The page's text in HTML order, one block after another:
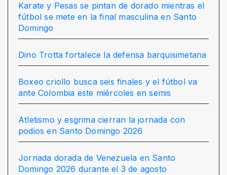
Karate y Pesas se pintan de dorado mientras el
fútbol se mete en la final masculina en Santo
Domingo
Dino Trotta fortalece la defensa barquisimetana
Boxeo criollo busca seis finales y el fútbol va
ante Colombia este miércoles en semis
Atletismo y esgrima cierran la jornada con
podios en Santo Domingo 2026
Jornada dorada de Venezuela en Santo
Domingo 2026 durante el 3 de agosto